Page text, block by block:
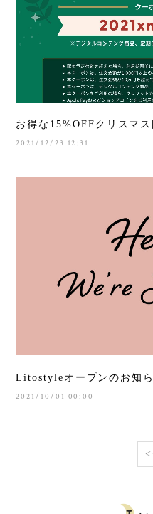
お得な15%OFFクリスマス
2021/12/23 12:31
Litostyleオープンのお知
2021/10/01 00:00